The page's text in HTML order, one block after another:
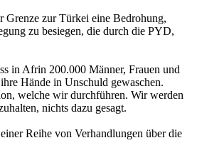
Grenze zur Türkei eine Bedrohung,
zu besiegen, die durch die PYD,
in Afrin 200.000 Männer, Frauen und
Hände in Unschuld gewaschen.
welche wir durchführen. Wir werden
nichts dazu gesagt.
Reihe von Verhandlungen über die